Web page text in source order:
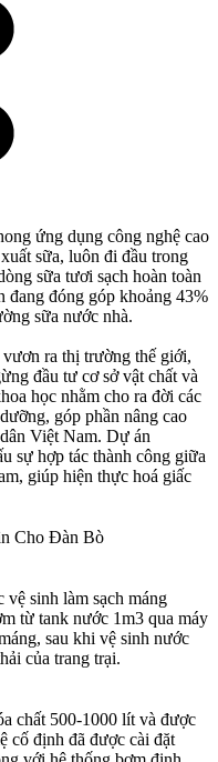
ứng dụng công nghệ cao
sữa, luôn đi đầu trong
sữa tươi sạch hoàn toàn
đang đóng góp khoảng 43%
sữa nước nhà.
ra thị trường thế giới,
đầu tư cơ sở vật chất và
học nhằm cho ra đời các
góp phần nâng cao
Việt Nam. Dự án
hợp tác thành công giữa
giúp hiện thực hoá giấc
Cho Đàn Bò
sinh làm sạch máng
từ tank nước 1m3 qua máy
sau khi vệ sinh nước
của trang trại.
chất 500-1000 lít và được
cố định đã được cài đặt